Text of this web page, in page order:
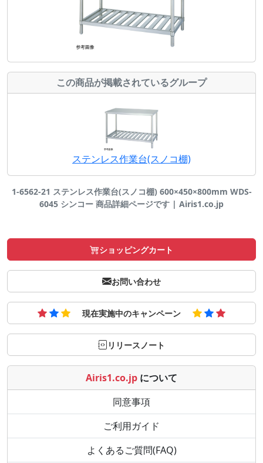
この商品が掲載されているグループ
ステンレス作業台(スノコ棚)
1-6562-21 ステンレス作業台(スノコ棚) 600×450×800mm WDS-
6045 シンコー 商品詳細ページです | Airis1.co.jp
ショッピングカート
お問い合わせ
現在実施中のキャンペーン
リリースノート
Airis1.co.jp について
同意事項
ご利用ガイド
よくあるご質問(FAQ)